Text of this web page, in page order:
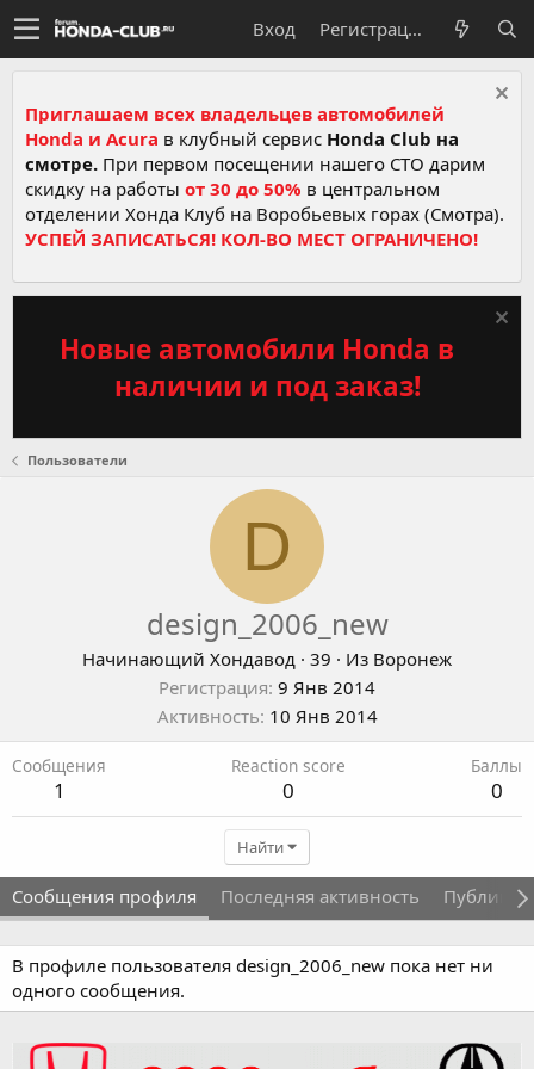
Вход Регистрация
Приглашаем всех владельцев автомобилей
Honda и Acura в клубный сервис Honda Club на
смотре. При первом посещении нашего СТО дарим
скидку на работы от 30 до 50% в центральном
отделении Хонда Клуб на Воробьевых горах (Смотра).
УСПЕЙ ЗАПИСАТЬСЯ! КОЛ-ВО МЕСТ ОГРАНИЧЕНО!
Новые автомобили Honda в
наличии и под заказ!
Пользователи
D
design_2006_new
Начинающий Хондавод · 39 · Из Воронеж
Регистрация 9 Янв 2014
Активность 10 Янв 2014
Сообщения
1
Reaction score
0
Баллы
0
Найти
Сообщения профиля Последняя активность
В профиле пользователя design_2006_new пока нет ни
одного сообщения.